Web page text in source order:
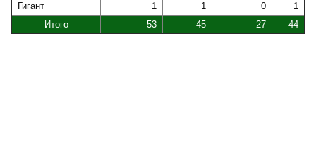
Гигант 1 1 0
1
Итого
53 45 27 44